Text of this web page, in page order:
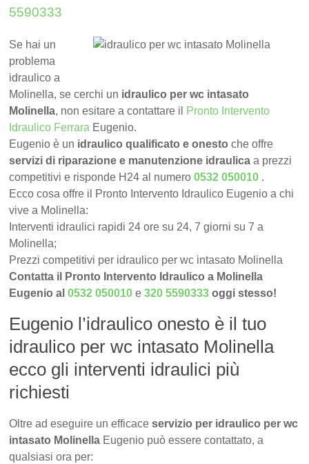
5590333
Se hai un
problema
idraulico a
Molinella, se cerchi un idraulico per wc intasato
Molinella, non esitare a contattare il Pronto Intervento
Idraulico Ferrara Eugenio.
Eugenio è un idraulico qualificato e onesto che offre
servizi di riparazione e manutenzione idraulica a prezzi
competitivi e risponde H24 al numero0532 050010 .
Ecco cosa offre il Pronto Intervento Idraulico Eugenio a chi
vive a Molinella:
Interventi idraulici rapidi 24 ore su 24, 7 giorni su 7 a
Molinella;
Prezzi competitivi per idraulico per wc intasato Molinella
Contatta il Pronto Intervento Idraulico a Molinella
Eugenio al0532 050010 e320 5590333 oggi stesso!
Eugenio l’idraulico onesto è il tuo
idraulico per wc intasato Molinella
ecco gli interventi idraulici più
richiesti
Oltre ad eseguire un efficaceservizio per idraulico per wc
intasato Molinella Eugenio può essere contattato, a
qualsiasi ora per: